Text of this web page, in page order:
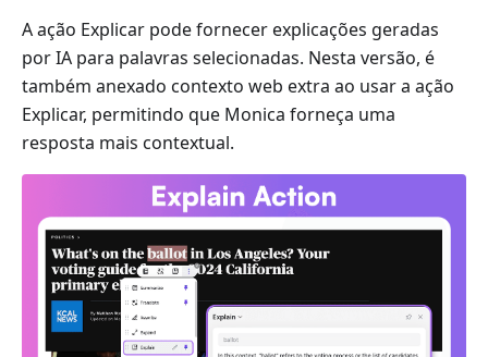
A ação Explicar pode fornecer explicações geradas
por IA para palavras selecionadas. Nesta versão, é
também anexado contexto web extra ao usar a ação
Explicar, permitindo que Monica forneça uma
resposta mais contextual.